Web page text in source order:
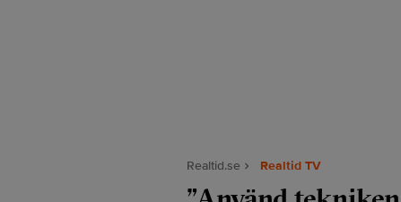
Realtid.se Realtid TV